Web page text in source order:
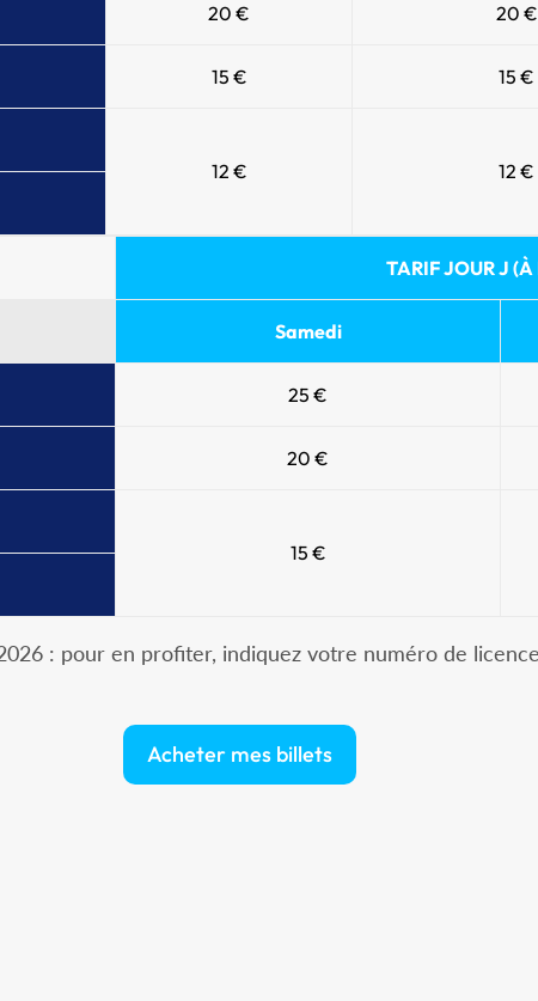
20 € 20 €
15 € 15 €
12 €
12 €
TARIF JOUR J (À
Samedi
25 €
20 €
15 €
: pour en profiter, indiquez votre numéro de
Acheter mes billets